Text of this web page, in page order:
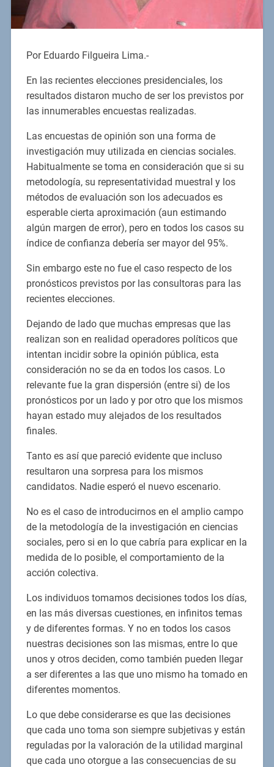
Por Eduardo Filgueira Lima.-
En las recientes elecciones presidenciales, los
resultados distaron mucho de ser los previstos por
las innumerables encuestas realizadas.
Las encuestas de opinión son una forma de
investigación muy utilizada en ciencias sociales.
Habitualmente se toma en consideración que si su
metodología, su representatividad muestral y los
métodos de evaluación son los adecuados es
esperable cierta aproximación (aun estimando
algún margen de error), pero en todos los casos su
índice de confianza debería ser mayor del 95%.
Sin embargo este no fue el caso respecto de los
pronósticos previstos por las consultoras para las
recientes elecciones.
Dejando de lado que muchas empresas que las
realizan son en realidad operadores políticos que
intentan incidir sobre la opinión pública, esta
consideración no se da en todos los casos. Lo
relevante fue la gran dispersión (entre si) de los
pronósticos por un lado y por otro que los mismos
hayan estado muy alejados de los resultados
finales.
Tanto es así que pareció evidente que incluso
resultaron una sorpresa para los mismos
candidatos. Nadie esperó el nuevo escenario.
No es el caso de introducirnos en el amplio campo
de la metodología de la investigación en ciencias
sociales, pero si en lo que cabría para explicar en la
medida de lo posible, el comportamiento de la
acción colectiva.
Los individuos tomamos decisiones todos los días,
en las más diversas cuestiones, en infinitos temas
y de diferentes formas. Y no en todos los casos
nuestras decisiones son las mismas, entre lo que
unos y otros deciden, como también pueden llegar
a ser diferentes a las que uno mismo ha tomado en
diferentes momentos.
Lo que debe considerarse es que las decisiones
que cada uno toma son siempre subjetivas y están
reguladas por la valoración de la utilidad marginal
que cada uno otorgue a las consecuencias de su